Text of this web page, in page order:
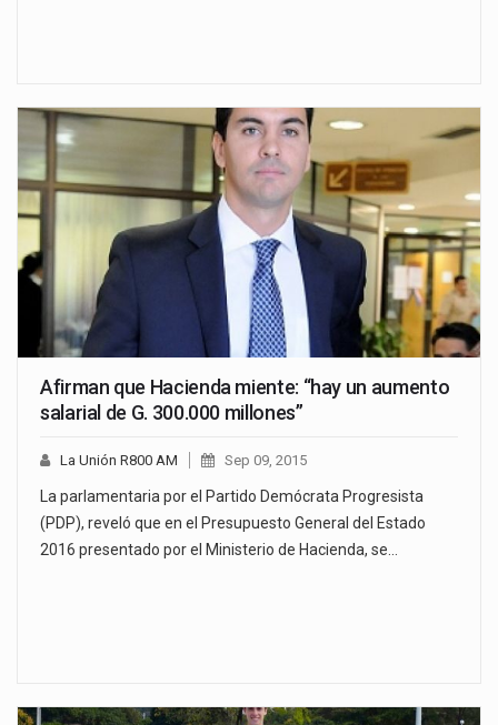
Afirman que Hacienda miente: “hay un aumento
salarial de G. 300.000 millones”
La Unión R800 AM Sep 09, 2015
La parlamentaria por el Partido Demócrata Progresista
(PDP), reveló que en el Presupuesto General del Estado
2016 presentado por el Ministerio de Hacienda, se…